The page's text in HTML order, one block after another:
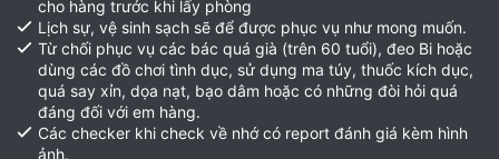
cho hàng trước khi lấy phòng
Lịch sự, vệ sinh sạch sẽ để được phục vụ như mong muốn.
Từ chối phục vụ các bác quá già (trên 60 tuổi), đeo Bi hoặc
dùng các đồ chơi tình dục, sử dụng ma túy, thuốc kích dục,
quá say xỉn, dọa nạt, bạo dâm hoặc có những đòi hỏi quá
đáng đối với em hàng.
Các checker khi check về nhớ có report đánh giá kèm hình
ảnh.